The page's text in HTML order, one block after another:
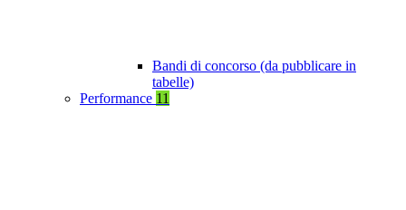
Bandi di concorso (da pubblicare in
tabelle)
Performance 11